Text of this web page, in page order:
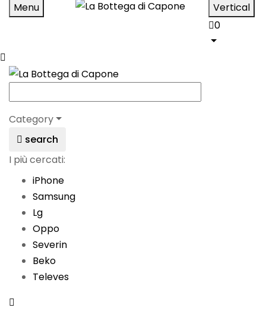
Menu
Vertical
0
Category
search
I più cercati:
iPhone
Samsung
Lg
Oppo
Severin
Beko
Televes